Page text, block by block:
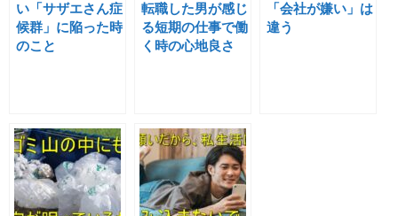
い「サザエさん症
候群」に陥った時
のこと
転職した男が感じ
る短期の仕事で働
く時の心地良さ
「会社が嫌い」は
違う